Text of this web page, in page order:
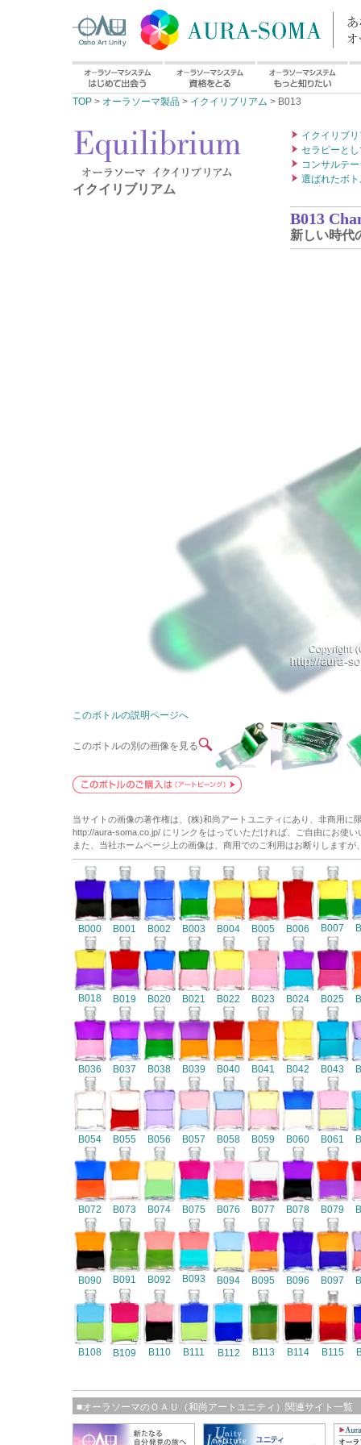
TOP > オーラソーマ製品 > イクイリブリアム > B013
イクイリブリアム
イクイリブ
セラピーと
コンサルテ
選ばれたボ
B013
新しい時代
このボトルの説明ページへ
このボトルの別の画像を見る
当サイトの画像の著作権は、(株)和尚アートユニティにあり、非商用
http://aura-soma.co.jp/ にリンクをはっていただければ、ご自由にお使い
また、当社ホームページ上の画像は、商用でのご利用はお断りします
B000 B001 B002 B003 B004 B005 B006 B007
B018 B019 B020 B021 B022 B023 B024 B025
B036 B037 B038 B039 B040 B041 B042 B043
B054 B055 B056 B057 B058 B059 B060 B061
B072 B073 B074 B075 B076 B077 B078 B079
B090 B091 B092 B093 B094 B095 B096 B097
B108 B109 B110 B111 B112 B113 B114 B115
■オーラソーマのＯＡＵ（和尚アートユニティ）関連サイト一覧